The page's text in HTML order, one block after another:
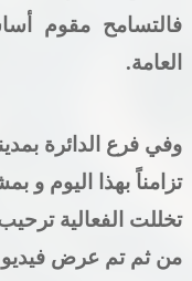
فالتسامح مقوم
العامة.
وفي فرع الدائرة
تزامناً بهذا اليوم و
تخللت الفعالية
من ثم تم عرض فيديو